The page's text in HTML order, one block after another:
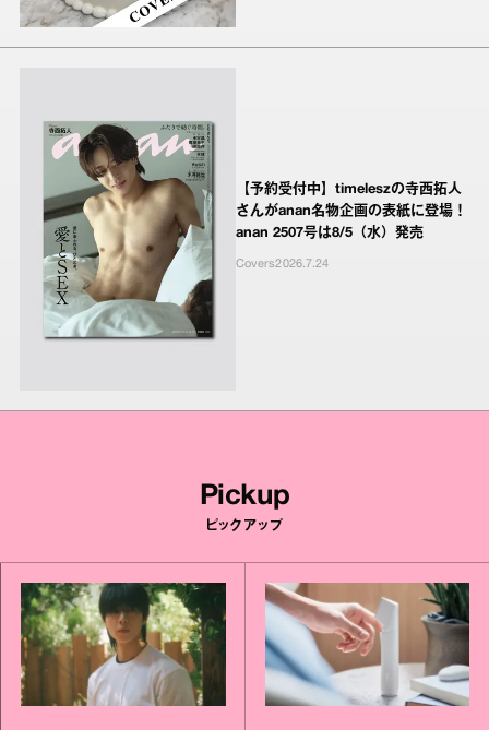
【予約受付中】timeleszの寺西拓人
さんがanan名物企画の表紙に登場！
anan 2507号は8/5（水）発売
Covers2026.7.24
Pickup
ピックアップ